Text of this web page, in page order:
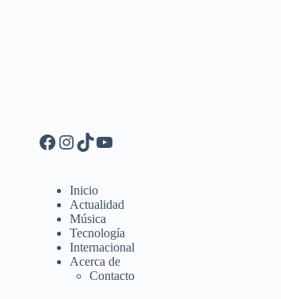
Inicio
Actualidad
Música
Tecnología
Internacional
Acerca de
Contacto